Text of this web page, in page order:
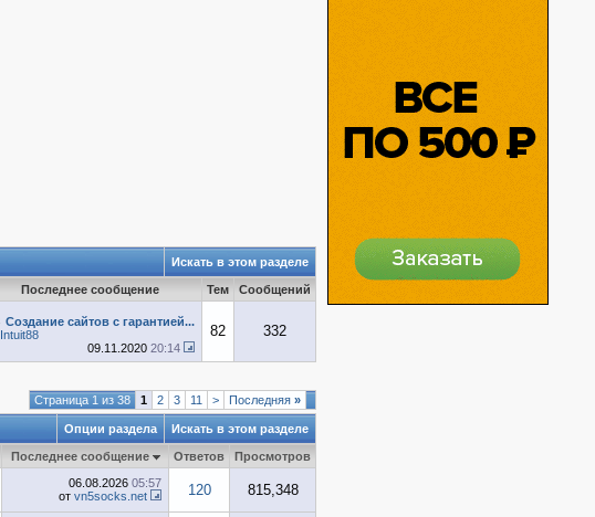
Искать в этом разделе
Последнее сообщение Тем Сообщений
Создание сайтов с гарантией...
Intuit88
09.11.2020 20:14
82 332
Страница 1 из 38 1 2 3 11 > Последняя »
Опции раздела Искать в этом разделе
Последнее сообщение Ответов Просмотров
06.08.2026 05:57
от vn5socks.net 120 815,348